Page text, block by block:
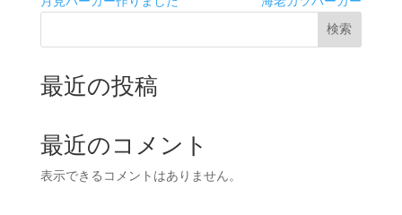
検索
最近の投稿
最近のコメント
表示できるコメントはありません。